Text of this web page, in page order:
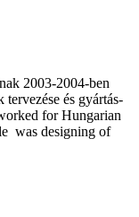
2003-2004-ben
és gyártás-
for Hungarian
was designing of